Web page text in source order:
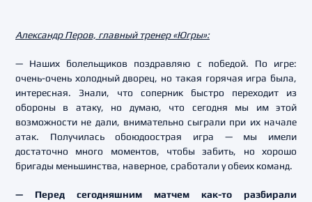
Александр Перов, главный тренер «Югры»:
— Наших болельщиков поздравляю с победой. По игре:
очень-очень холодный дворец, но такая горячая игра была,
интересная. Знали, что соперник быстро переходит из
обороны в атаку, но думаю, что сегодня мы им этой
возможности не дали, внимательно сыграли при их начале
атак. Получилась обоюдоострая игра — мы имели
достаточно много моментов, чтобы забить, но хорошо
бригады меньшинства, наверное, сработали у обеих команд.
— Перед сегодняшним матчем как-то разбирали